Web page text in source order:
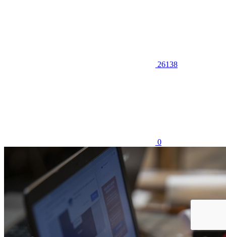
26138
0